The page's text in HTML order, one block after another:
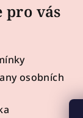
pro vás
osobních